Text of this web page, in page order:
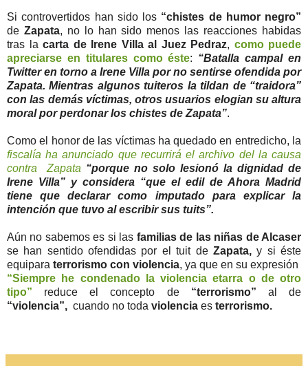
Si controvertidos han sido los “chistes de humor negro”
de Zapata, no lo han sido menos las reacciones habidas
tras la carta de Irene Villa al Juez Pedraz, como puede
apreciarse en titulares como éste: “Batalla campal en
Twitter en torno a Irene Villa por no sentirse ofendida por
Zapata. Mientras algunos tuiteros la tildan de “traidora”
con las demás víctimas, otros usuarios elogian su altura
moral por perdonar los chistes de Zapata”.
Como el honor de las víctimas ha quedado en entredicho, la
fiscalía ha anunciado que recurrirá el archivo del la causa
contra Zapata “porque no solo lesionó la dignidad de
Irene Villa” y considera “que el edil de Ahora Madrid
tiene que declarar como imputado para explicar la
intención que tuvo al escribir sus tuits”.
Aún no sabemos es si las familias de las niñas de Alcaser
se han sentido ofendidas por el tuit de Zapata,y si éste
equipara terrorismo con violencia, ya que en su expresión
“Siempre he condenado la violencia etarra o de otro
tipo” reduce el concepto de “terrorismo” al de
“violencia”, cuando no toda violencia es terrorismo.